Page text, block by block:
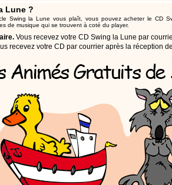
Lune ?
Swing la Lune vous plaît, vous pouvezacheter le CD
de musique qui se trouvent à coté du player.
Vous recevez votre CD Swing la Lune par
recevez votre CD par courrier après la réception